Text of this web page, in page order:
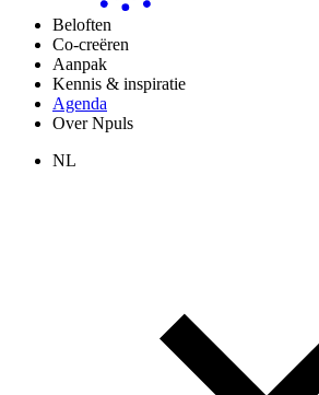
Beloften
Co-creëren
Aanpak
Kennis & inspiratie
Agenda
Over Npuls
NL